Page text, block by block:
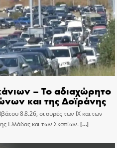
– Το αδιαχώρητο
και της Δοϊράνης
8.8.26, οι ουρές των ΙΧ και των
Ελλάδας και των Σκοπίων.[…]